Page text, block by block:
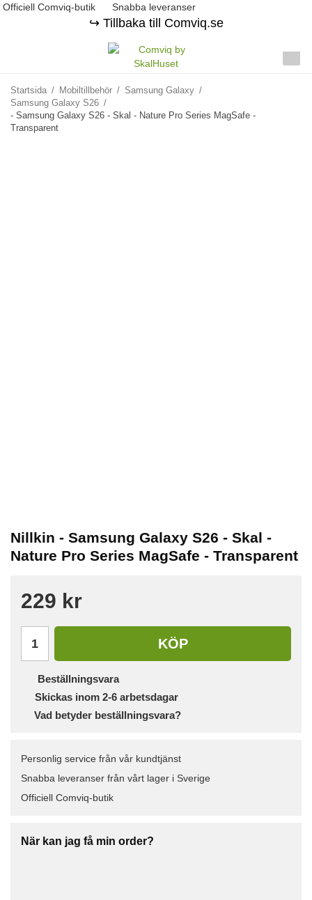
Officiell Comviq-butik Snabba leveranser
↪️ Tillbaka till Comviq.se
Startsida / Mobiltillbehör / Samsung Galaxy /
Samsung Galaxy S26 /
- Samsung Galaxy S26 - Skal - Nature Pro Series MagSafe -
Transparent
Nillkin - Samsung Galaxy S26 - Skal -
Nature Pro Series MagSafe - Transparent
229 kr
KÖP
Beställningsvara
Skickas inom 2-6 arbetsdagar
Vad betyder beställningsvara?
Personlig service från vår kundtjänst
Snabba leveranser från vårt lager i Sverige
Officiell Comviq-butik
När kan jag få min order?